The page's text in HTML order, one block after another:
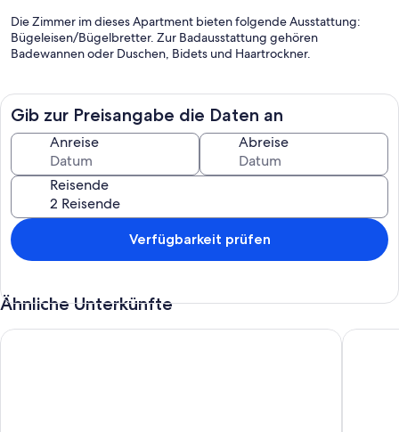
Die Zimmer im dieses Apartment bieten folgende Ausstattung:
Bügeleisen/Bügelbretter. Zur Badausstattung gehören
Badewannen oder Duschen, Bidets und Haartrockner.
Gib zur Preisangabe die Daten an
Anreise Abreise
Reisende
Verfügbarkeit prüfen
Ähnliche Unterkünfte
Zermatt Zentrum mieten Luxuskomfort - Matterhornblick.........